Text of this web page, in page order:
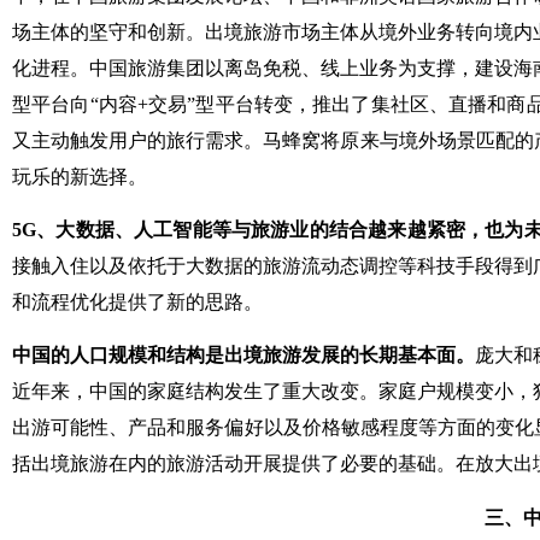
场主体的坚守和创新。出境旅游市场主体从境外业务转向境
化进程。中国旅游集团以离岛免税、线上业务为支撑，建设
型平台向“内容+交易”型平台转变，推出了集社区、直播和
又主动触发用户的旅行需求。马蜂窝将原来与境外场景匹配
玩乐的新选择。
5G、大数据、人工智能等与旅游业的结合越来越紧密，也为
接触入住以及依托于大数据的旅游流动态调控等科技手段得
和流程优化提供了新的思路。
中国的人口规模和结构是出境旅游发展的长期基本面。
庞大和
近年来，中国的家庭结构发生了重大改变。家庭户规模变小
出游可能性、产品和服务偏好以及价格敏感程度等方面的变
括出境旅游在内的旅游活动开展提供了必要的基础。在放大
三、